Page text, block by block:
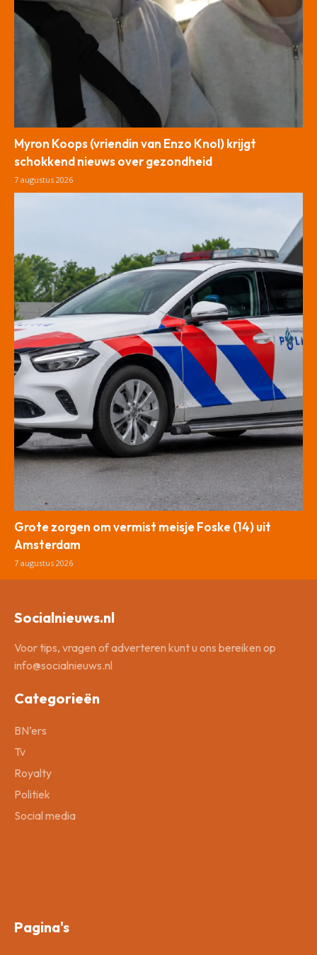
Myron Koops (vriendin van Enzo Knol) krijgt
schokkend nieuws over gezondheid
7 augustus 2026
Grote zorgen om vermist meisje Foske (14) uit
Amsterdam
7 augustus 2026
Socialnieuws.nl
Voor tips, vragen of adverteren kunt u ons bereiken op
info@socialnieuws.nl
Categorieën
BN’ers
Tv
Royalty
Politiek
Social media
Pagina's